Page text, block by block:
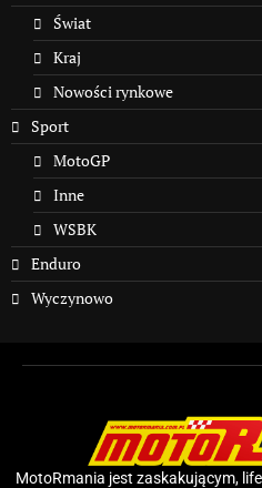
Świat
Kraj
Nowości rynkowe
Sport
MotoGP
Inne
WSBK
Enduro
Wyczynowo
MotoRmania jest zaskakującym,